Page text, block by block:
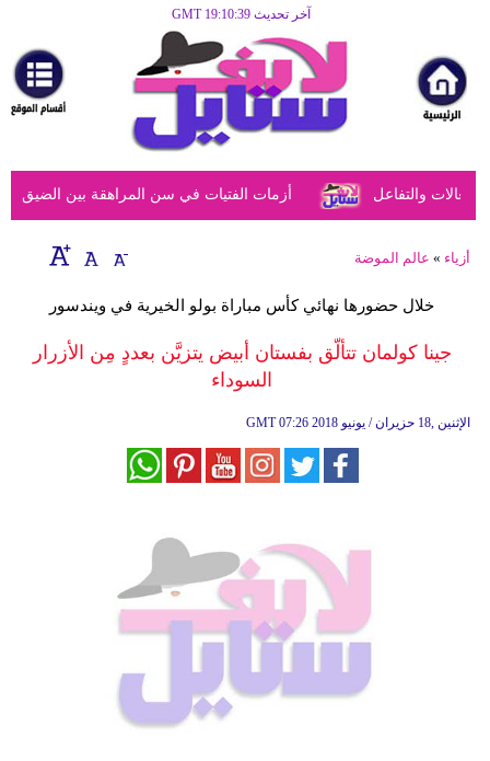
آخر تحديث GMT 19:10:39
مرأة
أزياء
أزياء
إسلامية
صحة
أزمات الفتيات في سن المراهقة بين الضيق والتفاعل
أزياء » عالم الموضة
خلال حضورها نهائي كأس مباراة بولو الخيرية في ويندسور
جينا كولمان تتألّق بفستان أبيض يتزيَّن بعددٍ مِن الأزرار
السوداء
GMT 07:26 2018 الإثنين ,18 حزيران / يونيو